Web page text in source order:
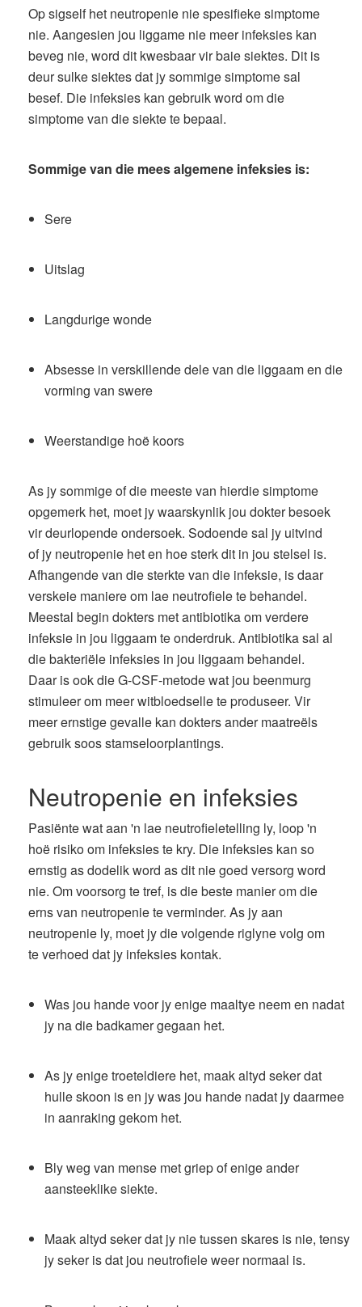
Op sigself het neutropenie nie spesifieke simptome
nie. Aangesien jou liggame nie meer infeksies kan
beveg nie, word dit kwesbaar vir baie siektes. Dit is
deur sulke siektes dat jy sommige simptome sal
besef. Die infeksies kan gebruik word om die
simptome van die siekte te bepaal.
Sommige van die mees algemene infeksies is:
Sere
Uitslag
Langdurige wonde
Absesse in verskillende dele van die liggaam en die
vorming van swere
Weerstandige hoë koors
As jy sommige of die meeste van hierdie simptome
opgemerk het, moet jy waarskynlik jou dokter besoek
vir deurlopende ondersoek. Sodoende sal jy uitvind
of jy neutropenie het en hoe sterk dit in jou stelsel is.
Afhangende van die sterkte van die infeksie, is daar
verskeie maniere om lae neutrofiele te behandel.
Meestal begin dokters met antibiotika om verdere
infeksie in jou liggaam te onderdruk. Antibiotika sal al
die bakteriële infeksies in jou liggaam behandel.
Daar is ook die G-CSF-metode wat jou beenmurg
stimuleer om meer witbloedselle te produseer. Vir
meer ernstige gevalle kan dokters ander maatreëls
gebruik soos stamseloorplantings.
Neutropenie en infeksies
Pasiënte wat aan 'n lae neutrofieletelling ly, loop 'n
hoë risiko om infeksies te kry. Die infeksies kan so
ernstig as dodelik word as dit nie goed versorg word
nie. Om voorsorg te tref, is die beste manier om die
erns van neutropenie te verminder. As jy aan
neutropenie ly, moet jy die volgende riglyne volg om
te verhoed dat jy infeksies kontak.
Was jou hande voor jy enige maaltye neem en nadat
jy na die badkamer gegaan het.
As jy enige troeteldiere het, maak altyd seker dat
hulle skoon is en jy was jou hande nadat jy daarmee
in aanraking gekom het.
Bly weg van mense met griep of enige ander
aansteeklike siekte.
Maak altyd seker dat jy nie tussen skares is nie, tensy
jy seker is dat jou neutrofiele weer normaal is.